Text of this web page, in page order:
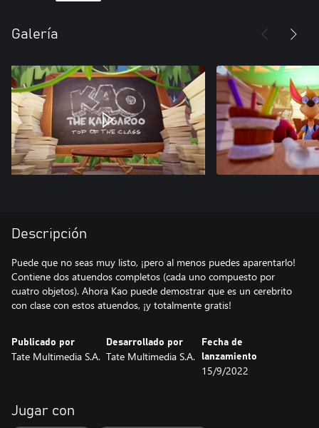
Galería
Descripción
Puede que no seas muy listo, ¡pero al menos puedes aparentarlo!
Contiene dos atuendos completos (cada uno compuesto por
cuatro objetos). Ahora Kao puede demostrar que es un cerebrito
con clase con estos atuendos, ¡y totalmente gratis!
Publicado por
Tate Multimedia S.A.
Desarrollado por
Tate Multimedia S.A.
Fecha de
lanzamiento
15/9/2022
Jugar con